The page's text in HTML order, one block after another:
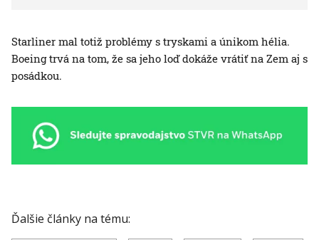
Starliner mal totiž problémy s tryskami a únikom hélia.
Boeing trvá na tom, že sa jeho loď dokáže vrátiť na Zem aj s
posádkou.
Ďalšie články na tému: